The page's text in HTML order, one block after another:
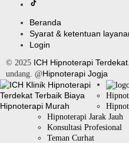
Beranda
Syarat & ketentuan
Login
© 2025 ICH Hipnoterapi Terdekat
undang. @Hipnoterapi Jogja
Hipnoterapi Jarak Jauh
Konsultasi Profesional
Teman Curhat